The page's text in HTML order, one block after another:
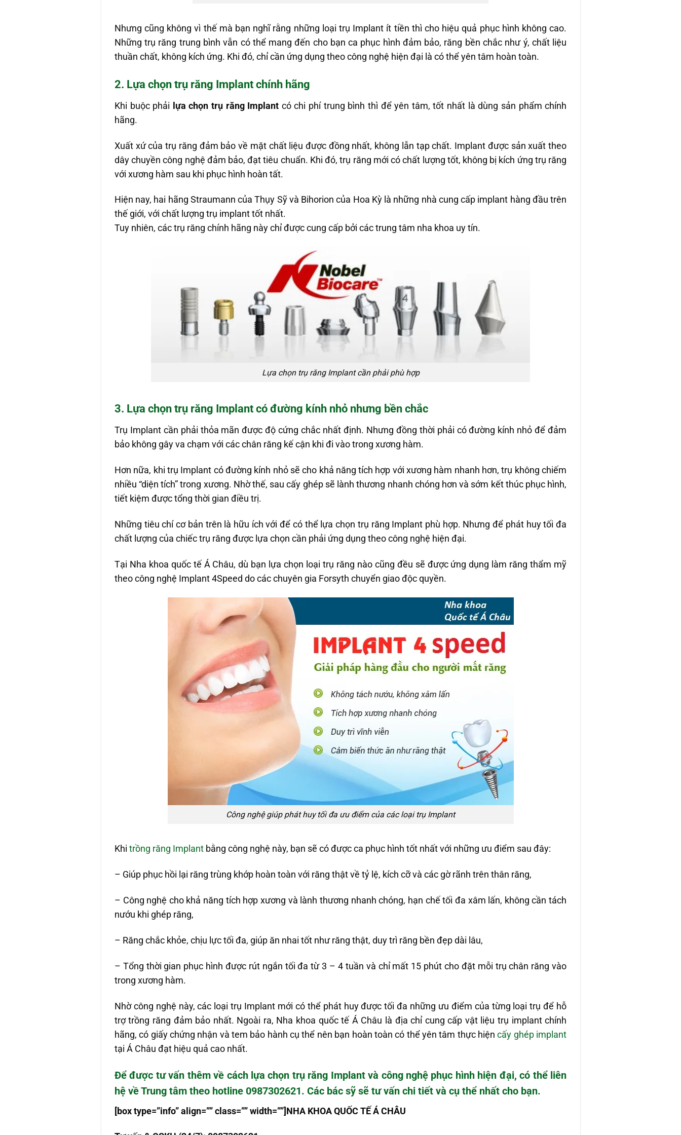
Nhưng cũng không vì thế mà bạn nghĩ rằng những loại trụ Implant ít tiền thì cho hiệu quả phục hình không cao.
Những trụ răng trung bình vẫn có thể mang đến cho bạn ca phục hình đảm bảo, răng bền chắc như ý, chất liệu
thuần chất, không kích ứng. Khi đó, chỉ cần ứng dụng theo công nghệ hiện đại là có thể yên tâm hoàn toàn.
2. Lựa chọn trụ răng Implant chính hãng
Khi buộc phải lựa chọn trụ răng Implant có chi phí trung bình thì để yên tâm, tốt nhất là dùng sản phẩm chính
hãng.
Xuất xứ của trụ răng đảm bảo về mặt chất liệu được đồng nhất, không lẫn tạp chất. Implant được sản xuất theo
dây chuyền công nghệ đảm bảo, đạt tiêu chuẩn. Khi đó, trụ răng mới có chất lượng tốt, không bị kích ứng trụ răng
với xương hàm sau khi phục hình hoàn tất.
Hiện nay, hai hãng Straumann của Thụy Sỹ và Bihorion của Hoa Kỳ là những nhà cung cấp implant hàng đầu trên
thế giới, với chất lượng trụ implant tốt nhất.
Tuy nhiên, các trụ răng chính hãng này chỉ được cung cấp bởi các trung tâm nha khoa uy tín.
Lựa chọn trụ răng Implant cần phải phù hợp
3. Lựa chọn trụ răng Implant có đường kính nhỏ nhưng bền chắc
Trụ Implant cần phải thỏa mãn được độ cứng chắc nhất định. Nhưng đồng thời phải có đường kính nhỏ để đảm
bảo không gây va chạm với các chân răng kế cận khi đi vào trong xương hàm.
Hơn nữa, khi trụ Implant có đường kính nhỏ sẽ cho khả năng tích hợp với xương hàm nhanh hơn, trụ không chiếm
nhiều “diện tích” trong xương. Nhờ thế, sau cấy ghép sẽ lành thương nhanh chóng hơn và sớm kết thúc phục hình,
tiết kiệm được tổng thời gian điều trị.
Những tiêu chí cơ bản trên là hữu ích với để có thể lựa chọn trụ răng Implant phù hợp. Nhưng để phát huy tối đa
chất lượng của chiếc trụ răng được lựa chọn cần phải ứng dụng theo công nghệ hiện đại.
Tại Nha khoa quốc tế Á Châu, dù bạn lựa chọn loại trụ răng nào cũng đều sẽ được ứng dụng làm răng thẩm mỹ
theo công nghệ Implant 4Speed do các chuyên gia Forsyth chuyển giao độc quyền.
Công nghệ giúp phát huy tối đa ưu điểm của các loại trụ Implant
Khi trồng răng Implantbằng công nghệ này, bạn sẽ có được ca phục hình tốt nhất với những ưu điểm sau đây:
– Giúp phục hồi lại răng trùng khớp hoàn toàn với răng thật về tỷ lệ, kích cỡ và các gờ rãnh trên thân răng,
– Công nghệ cho khả năng tích hợp xương và lành thương nhanh chóng, hạn chế tối đa xâm lấn, không cần tách
nướu khi ghép răng,
– Răng chắc khỏe, chịu lực tối đa, giúp ăn nhai tốt như răng thật, duy trì răng bền đẹp dài lâu,
– Tổng thời gian phục hình được rút ngắn tối đa từ 3 – 4 tuần và chỉ mất 15 phút cho đặt mỗi trụ chân răng vào
trong xương hàm.
Nhờ công nghệ này, các loại trụ Implant mới có thể phát huy được tối đa những ưu điểm của từng loại trụ để hỗ
trợ trồng răng đảm bảo nhất. Ngoài ra, Nha khoa quốc tế Á Châu là địa chỉ cung cấp vật liệu trụ implant chính
hãng, có giấy chứng nhận và tem bảo hành cụ thể nên bạn hoàn toàn có thể yên tâm thực hiệncấy ghép implant
tại Á Châu đạt hiệu quả cao nhất.
Để được tư vấn thêm về cách lựa chọn trụ răng Implantvà công nghệ phục hình hiện đại, có thể liên
hệ về Trung tâm theo hotline 0987302621. Các bác sỹ sẽ tư vấn chi tiết và cụ thể nhất cho bạn.
[box type=”info” align=”” class=”” width=””]NHA KHOA QUỐC TẾÁ CHÂU